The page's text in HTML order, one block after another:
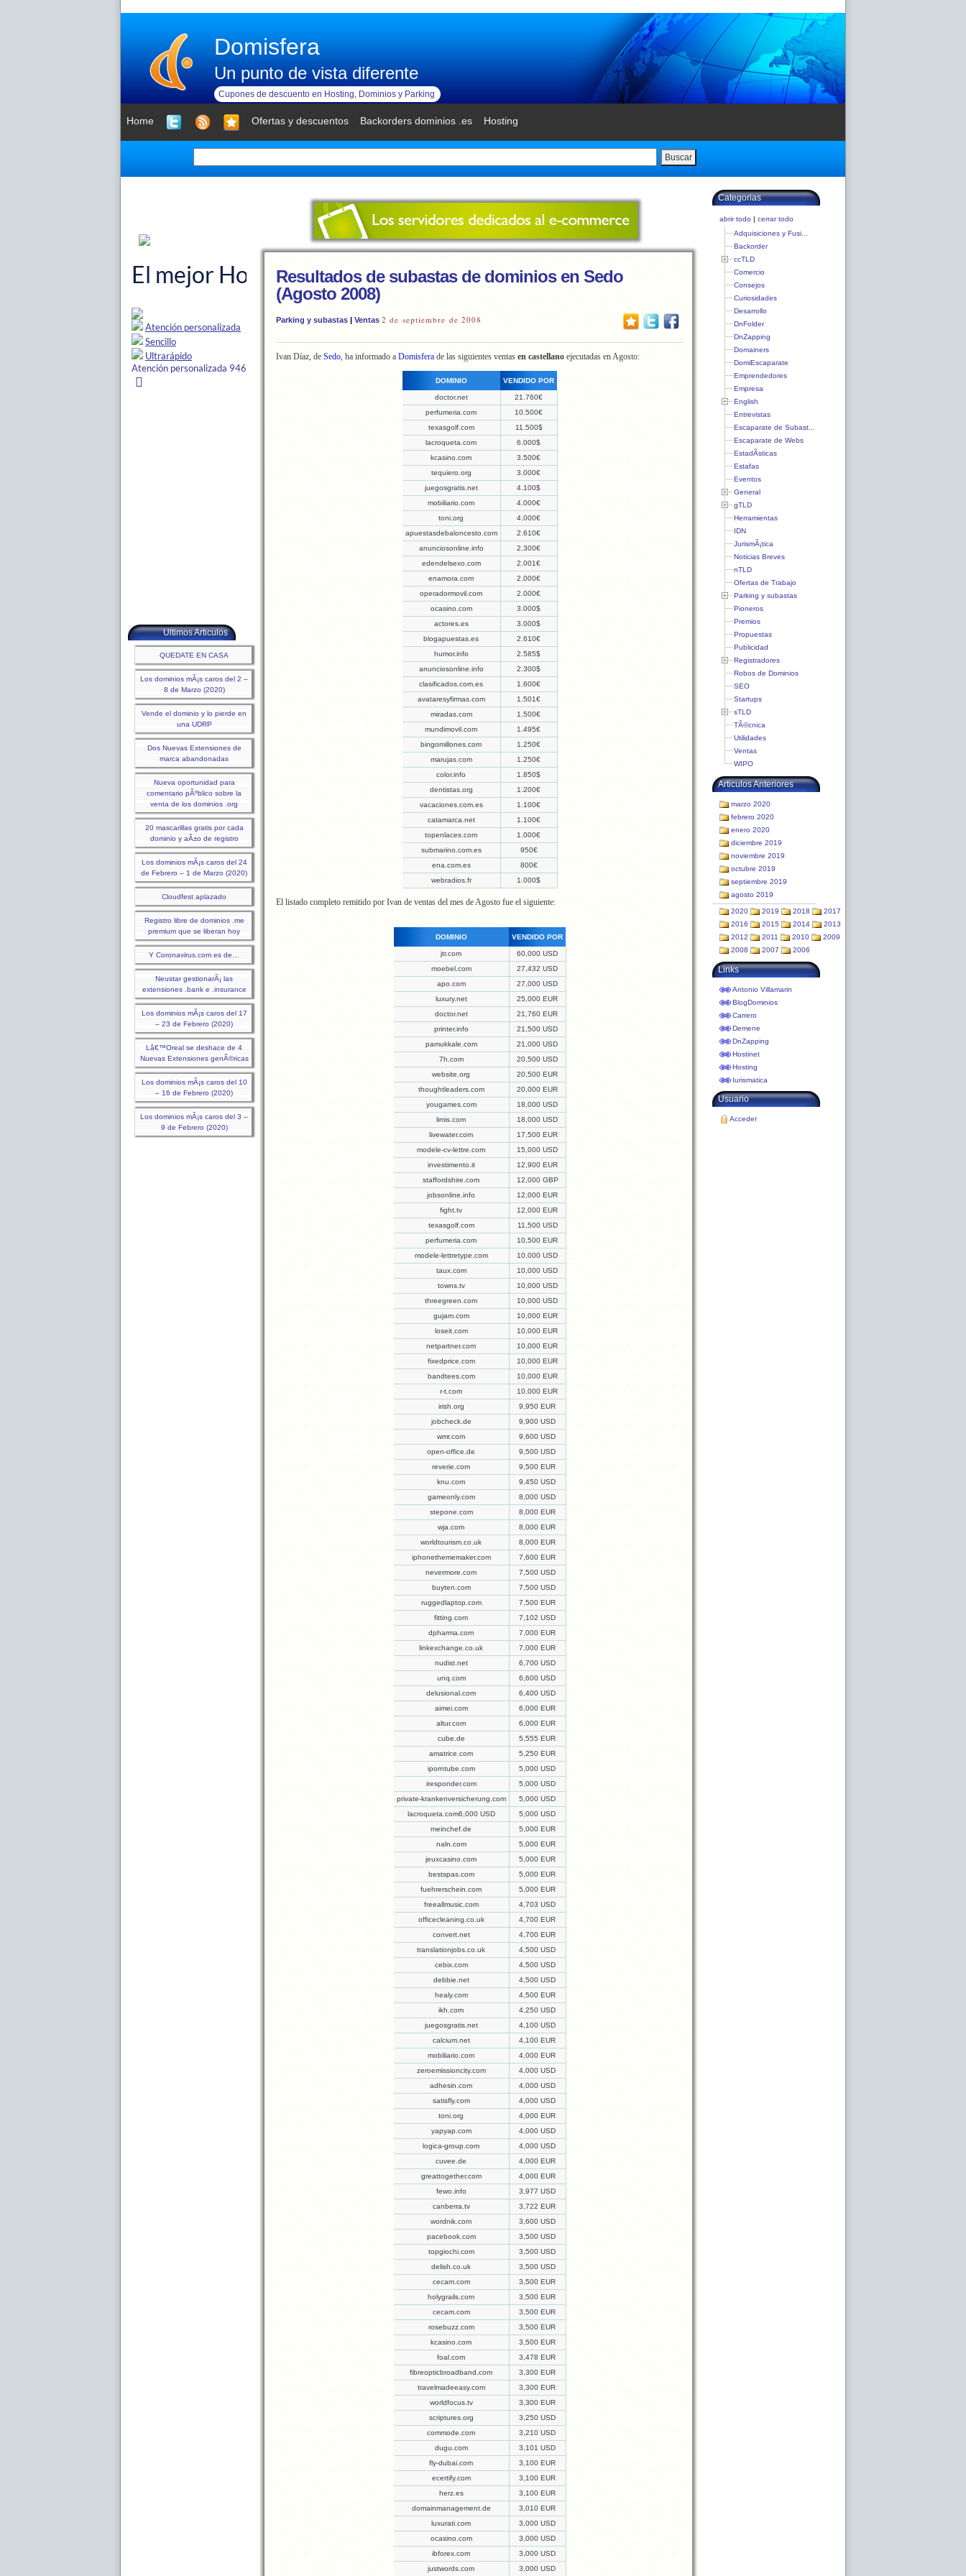
Domisfera
Un punto de vista diferente
Cupones de descuento en Hosting, Dominios y Parking
Home Ofertas y descuentos Backorders dominios .es Hosting
Buscar
Ultimos Articulos
QUEDATE EN CASA
Los dominios mÃ¡s caros del 2 –
8 de Marzo (2020)
Vende el dominio y lo pierde en
una UDRP
Dos Nuevas Extensiones de
marca abandonadas
Nueva oportunidad para
comentario pÃºblico sobre la
venta de los dominios .org
20 mascarillas gratis por cada
dominio y aÃ±o de registro
Los dominios mÃ¡s caros del 24
de Febrero – 1 de Marzo (2020)
Cloudfest aplazado
Registro libre de dominios .me
premium que se liberan hoy
Y Coronavirus.com es de…
Neustar gestionarÃ¡ las
extensiones .bank e .insurance
Los dominios mÃ¡s caros del 17
– 23 de Febrero (2020)
Lâ€™Oreal se deshace de 4
Nuevas Extensiones genÃ©ricas
Los dominios mÃ¡s caros del 10
– 16 de Febrero (2020)
Los dominios mÃ¡s caros del 3 –
9 de Febrero (2020)
Resultados de subastas de dominios en Sedo
(Agosto 2008)
Parking y subastas | Ventas 2 de septiembre de 2008
Ivan Díaz, de Sedo, ha informado a Domisfera de las siguientes ventas en castellano ejecutadas en Agosto:
DOMINIO VENDIDO POR
doctor.net
21.760€
perfumeria.com
10.500€
texasgolf.com
11.500$
lacroqueta.com
6.000$
kcasino.com
3.500€
tequiero.org
3.000€
juegosgratis.net
4.100$
mobiliario.com
4.000€
toni.org
4.000€
apuestasdebaloncesto.com
2.610€
anunciosonline.info
2.300€
edendelsexo.com
2.001€
enamora.com
2.000€
operadormovil.com
2.000€
ocasino.com
3.000$
actores.es
3.000$
blogapuestas.es
2.610€
humor.info
2.585$
anunciosonline.info
2.300$
clasificados.com.es
1.600€
avataresyfirmas.com
1.501€
miradas.com
1.500€
mundimovil.com
1.495€
bingomillones.com
1.250€
marujas.com
1.250€
color.info
1.850$
dentistas.org
1.200€
vacaciones.com.es
1.100€
catamarca.net
1.100€
topenlaces.com
1.000€
submarino.com.es
950€
ena.com.es
800€
webradios.fr
1.000$
El listado completo remitido por Ivan de ventas del mes de Agosto fue el siguiente:
DOMINIO VENDIDO POR
jtr.com
60,000 USD
moebel.com
27,432 USD
apo.com
27,000 USD
luxury.net
25,000 EUR
doctor.net
21,760 EUR
printer.info
21,500 USD
pamukkale.com
21,000 USD
7h.com
20,500 USD
website.org
20,500 EUR
thoughtleaders.com
20,000 EUR
yougames.com
18,000 USD
limis.com
18,000 USD
livewater.com
17,500 EUR
modele-cv-lettre.com
15,000 USD
investimento.it
12,900 EUR
staffordshire.com
12,000 GBP
jobsonline.info
12,000 EUR
fight.tv
12,000 EUR
texasgolf.com
11,500 USD
perfumeria.com
10,500 EUR
modele-lettretype.com
10,000 USD
taux.com
10,000 USD
towns.tv
10,000 USD
threegreen.com
10,000 USD
gujam.com
10,000 EUR
loseit.com
10,000 EUR
netpartner.com
10,000 EUR
fixedprice.com
10,000 EUR
bandtees.com
10,000 EUR
r-t.com
10,000 EUR
irish.org
9,950 EUR
jobcheck.de
9,900 USD
wmr.com
9,600 USD
open-office.de
9,500 USD
reverie.com
9,500 EUR
knu.com
9,450 USD
gameonly.com
8,000 USD
stepone.com
8,000 EUR
wja.com
8,000 EUR
worldtourism.co.uk
8,000 EUR
iphonethememaker.com
7,600 EUR
nevermore.com
7,500 USD
buyten.com
7,500 USD
ruggedlaptop.com
7,500 EUR
fitting.com
7,102 USD
dpharma.com
7,000 EUR
linkexchange.co.uk
7,000 EUR
nudist.net
6,700 USD
unq.com
6,600 USD
delusional.com
6,400 USD
aimei.com
6,000 EUR
altur.com
6,000 EUR
cube.de
5,555 EUR
amatrice.com
5,250 EUR
iporntube.com
5,000 USD
iresponder.com
5,000 USD
private-krankenversicherung.com
5,000 USD
lacroqueta.com6,000 USD
5,000 USD
meinchef.de
5,000 EUR
naln.com
5,000 EUR
jeuxcasino.com
5,000 EUR
bestspas.com
5,000 EUR
fuehrerschein.com
5,000 EUR
freeallmusic.com
4,703 USD
officecleaning.co.uk
4,700 EUR
convert.net
4,700 EUR
translationjobs.co.uk
4,500 USD
cebix.com
4,500 USD
debbie.net
4,500 USD
healy.com
4,500 EUR
ikh.com
4,250 USD
juegosgratis.net
4,100 USD
calcium.net
4,100 EUR
mobiliario.com
4,000 EUR
zeroemissioncity.com
4,000 USD
adhesin.com
4,000 USD
satisfly.com
4,000 USD
toni.org
4,000 EUR
yapyap.com
4,000 USD
logica-group.com
4,000 USD
cuvee.de
4,000 EUR
greattogether.com
4,000 EUR
fewo.info
3,977 USD
canberra.tv
3,722 EUR
wordnik.com
3,600 USD
pacebook.com
3,500 USD
topgiochi.com
3,500 USD
delish.co.uk
3,500 USD
cecam.com
3,500 EUR
holygrails.com
3,500 EUR
cecam.com
3,500 EUR
rosebuzz.com
3,500 EUR
kcasino.com
3,500 EUR
foal.com
3,478 EUR
fibreopticbroadband.com
3,300 EUR
travelmadeeasy.com
3,300 EUR
worldfocus.tv
3,300 EUR
scriptures.org
3,250 USD
commode.com
3,210 USD
dugu.com
3,101 USD
fly-dubai.com
3,100 EUR
ecertify.com
3,100 EUR
herz.es
3,100 EUR
domainmanagement.de
3,010 EUR
luxurati.com
3,000 USD
ocasino.com
3,000 USD
ibforex.com
3,000 USD
justwords.com
3,000 USD
Categorias
abrir todo | cerrar todo
Adquisiciones y Fusi...
Backorder
ccTLD
Comercio
Consejos
Curiosidades
Desarrollo
DnFolder
DnZapping
Domainers
DomiEscaparate
Emprendedores
Empresa
English
Entrevistas
Escaparate de Subast...
Escaparate de Webs
EstadÃ­sticas
Estafas
Eventos
General
gTLD
Herramientas
IDN
JurismÃ¡tica
Noticias Breves
nTLD
Ofertas de Trabajo
Parking y subastas
Pioneros
Premios
Propuestas
Publicidad
Registradores
Robos de Dominios
SEO
Startups
sTLD
TÃ©cnica
Utilidades
Ventas
WIPO
Articulos Anteriores
marzo 2020
febrero 2020
enero 2020
diciembre 2019
noviembre 2019
octubre 2019
septiembre 2019
agosto 2019
2020 2019 2018
2017
2016
2015 2014
2013
2012
2011 2010
2009
2008
2007 2006
Links
Antonio Villamarin
BlogDominios
Carrero
Demene
DnZapping
Hostinet
Hosting
Iurismatica
Usuario
Acceder